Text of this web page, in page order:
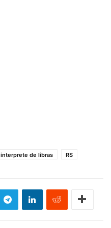
interprete de libras RS